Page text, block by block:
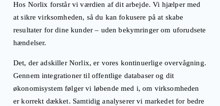
Hos Norlix forstår vi værdien af dit arbejde. Vi hjælper med
at sikre virksomheden, så du kan fokusere på at skabe
resultater for dine kunder – uden bekymringer om uforudsete
hændelser.
Det, der adskiller Norlix, er vores kontinuerlige overvågning.
Gennem integrationer til offentlige databaser og dit
økonomisystem følger vi løbende med i, om virksomheden
er korrekt dækket. Samtidig analyserer vi markedet for bedre